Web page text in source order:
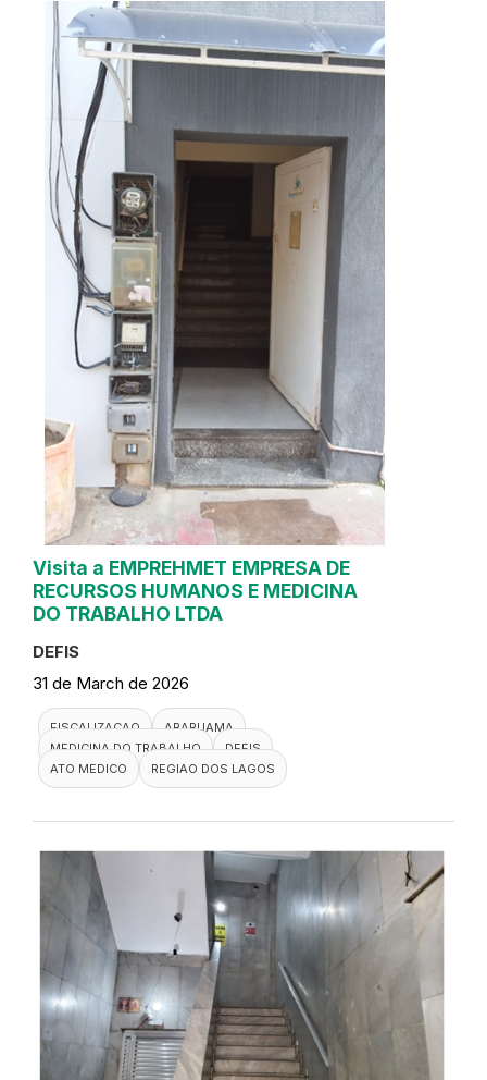
Visita a EMPREHMET EMPRESA DE
RECURSOS HUMANOS E MEDICINA
DO TRABALHO LTDA
DEFIS
31 de March de 2026
FISCALIZACAO
ARARUAMA
MEDICINA DO TRABALHO
DEFIS
ATO MEDICO
REGIAO DOS LAGOS